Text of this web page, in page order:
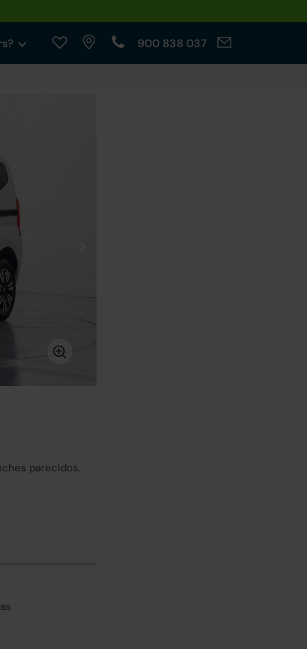
900 838 037
parecidos.